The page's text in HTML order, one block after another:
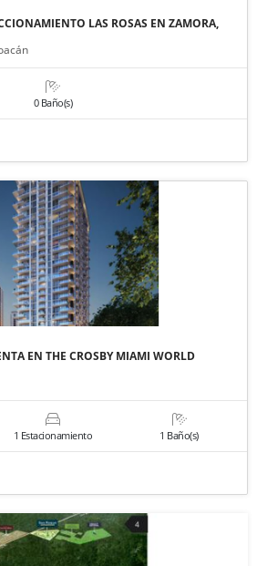
LAS ROSAS EN ZAMORA,
0 Baño(s)
EN THE CROSBY MIAMI WORLD
1 Estacionamiento 1 Baño(s)